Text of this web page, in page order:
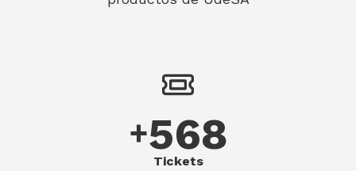
+568
Tickets